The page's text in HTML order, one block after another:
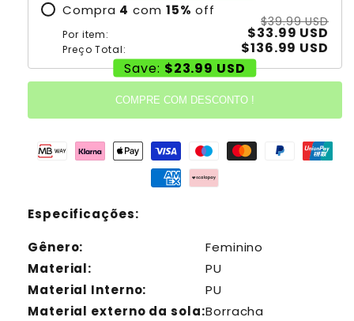
Compra 4 com 15% off
Por item:
$39.99 USD
$33.99 USD
Preço Total:
$136.99 USD
Save: $23.99 USD
COMPRE COM DESCONTO !
Especificações:
Gênero:
Feminino
Material:
PU
Material Interno:
PU
Material externo da sola:Borracha